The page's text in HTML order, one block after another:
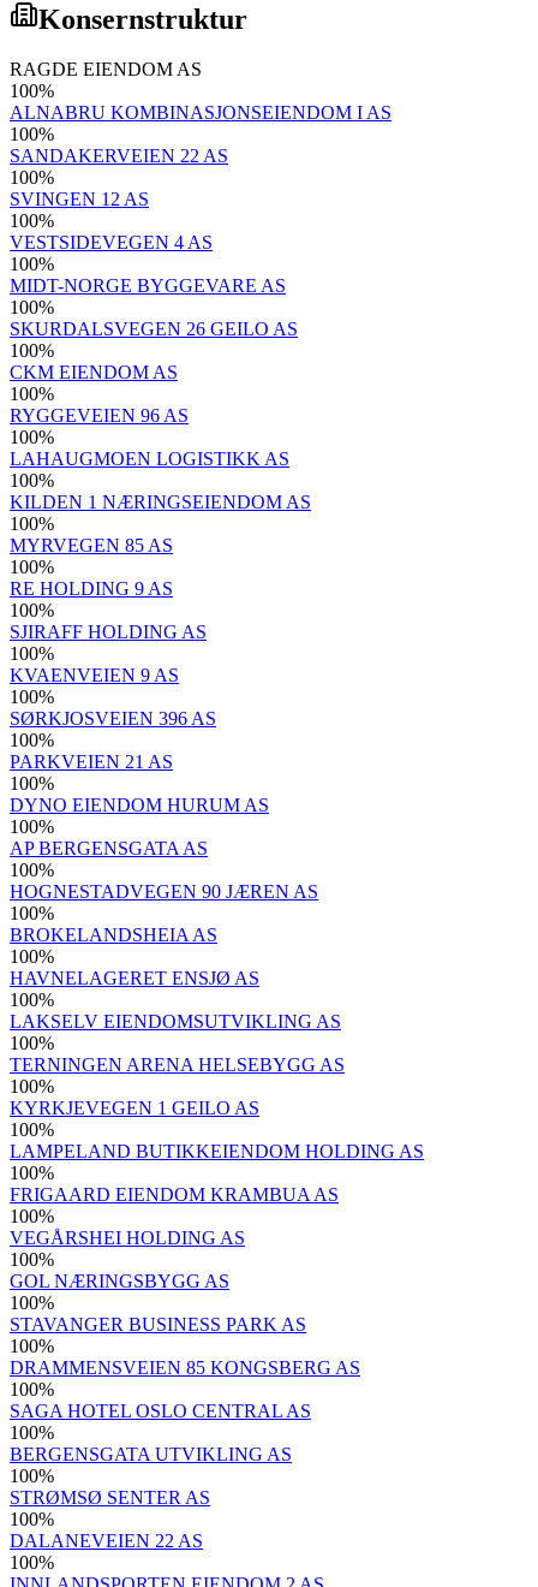
Konsernstruktur
RAGDE EIENDOM AS
100%
ALNABRU KOMBINASJONSEIENDOM I AS
100%
SANDAKERVEIEN 22 AS
100%
SVINGEN 12 AS
100%
VESTSIDEVEGEN 4 AS
100%
MIDT-NORGE BYGGEVARE AS
100%
SKURDALSVEGEN 26 GEILO AS
100%
CKM EIENDOM AS
100%
RYGGEVEIEN 96 AS
100%
LAHAUGMOEN LOGISTIKK AS
100%
KILDEN 1 NÆRINGSEIENDOM AS
100%
MYRVEGEN 85 AS
100%
RE HOLDING 9 AS
100%
SJIRAFF HOLDING AS
100%
KVAENVEIEN 9 AS
100%
SØRKJOSVEIEN 396 AS
100%
PARKVEIEN 21 AS
100%
DYNO EIENDOM HURUM AS
100%
AP BERGENSGATA AS
100%
HOGNESTADVEGEN 90 JÆREN AS
100%
BROKELANDSHEIA AS
100%
HAVNELAGERET ENSJØ AS
100%
LAKSELV EIENDOMSUTVIKLING AS
100%
TERNINGEN ARENA HELSEBYGG AS
100%
KYRKJEVEGEN 1 GEILO AS
100%
LAMPELAND BUTIKKEIENDOM HOLDING AS
100%
FRIGAARD EIENDOM KRAMBUA AS
100%
VEGÅRSHEI HOLDING AS
100%
GOL NÆRINGSBYGG AS
100%
STAVANGER BUSINESS PARK AS
100%
DRAMMENSVEIEN 85 KONGSBERG AS
100%
SAGA HOTEL OSLO CENTRAL AS
100%
BERGENSGATA UTVIKLING AS
100%
STRØMSØ SENTER AS
100%
DALANEVEIEN 22 AS
100%